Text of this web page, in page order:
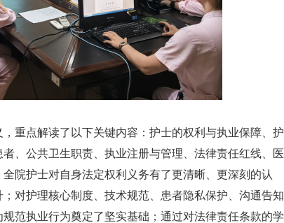
点解读了以下关键内容：护士的权利与执业保障、护
、公共卫生职责、执业注册与管理、法律责任红线、医
院护士对自身法定权利义务有了更清晰、更深刻的认
对护理核心制度、技术规范、患者隐私保护、沟通告知
范执业行为奠定了坚实基础；通过对法律责任条款的学